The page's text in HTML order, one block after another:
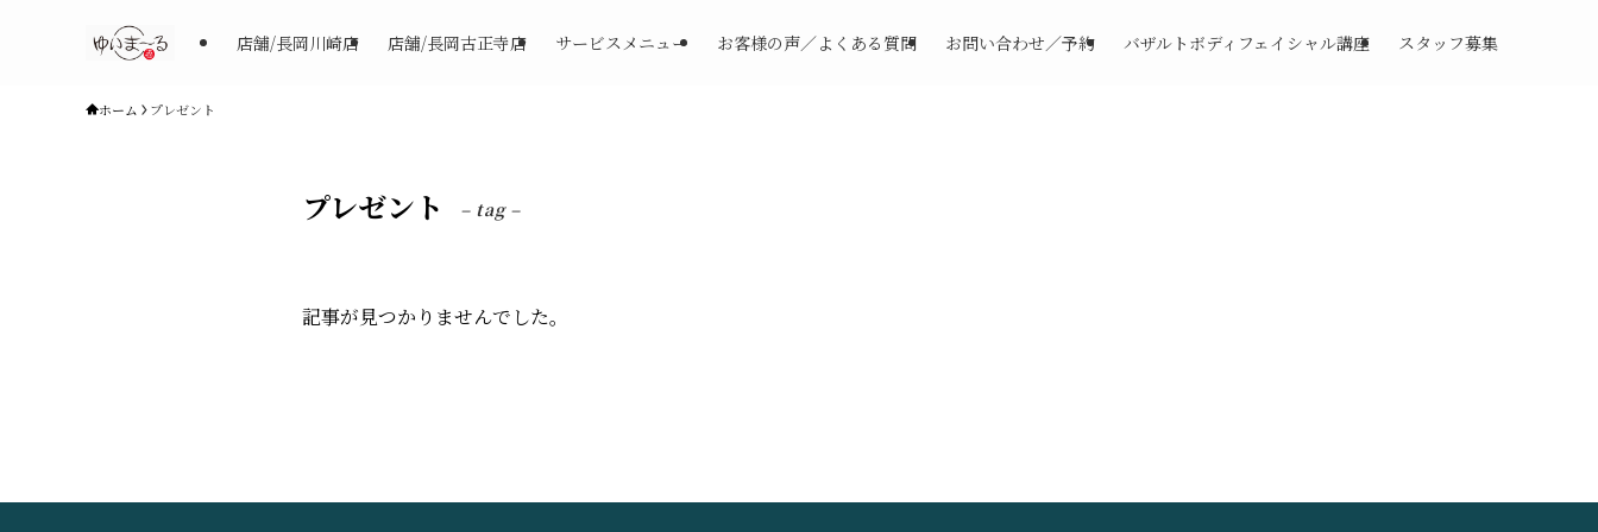
店舗/長岡川崎店 店舗/長岡古正寺店 サービスメニュー お客様の声／よくある質問 お問い合わせ／予約 バザルトボディフェイシャル講座 スタッフ募集
ホーム プレゼント
プレゼント – tag –
記事が見つかりませんでした。